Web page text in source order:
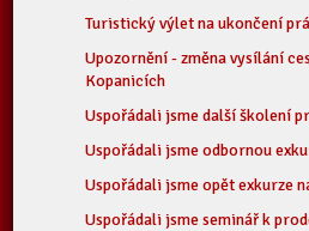
Turistický výlet na ukončení
Upozornění - změna vysílání
Kopanicích
Uspořádali jsme další školení
Uspořádali jsme odbornou
Uspořádali jsme opět exkurze
Uspořádali jsme seminář k